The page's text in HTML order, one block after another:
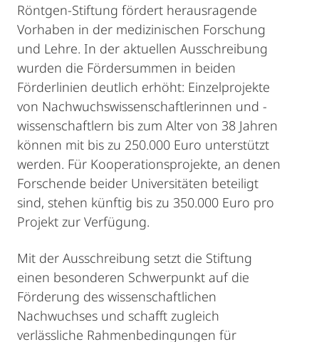
Röntgen-Stiftung fördert herausragende
Vorhaben in der medizinischen Forschung
und Lehre. In der aktuellen Ausschreibung
wurden die Fördersummen in beiden
Förderlinien deutlich erhöht: Einzelprojekte
von Nachwuchswissenschaftlerinnen und -
wissenschaftlern bis zum Alter von 38 Jahren
können mit bis zu 250.000 Euro unterstützt
werden. Für Kooperationsprojekte, an denen
Forschende beider Universitäten beteiligt
sind, stehen künftig bis zu 350.000 Euro pro
Projekt zur Verfügung.
Mit der Ausschreibung setzt die Stiftung
einen besonderen Schwerpunkt auf die
Förderung des wissenschaftlichen
Nachwuchses und schafft zugleich
verlässliche Rahmenbedingungen für